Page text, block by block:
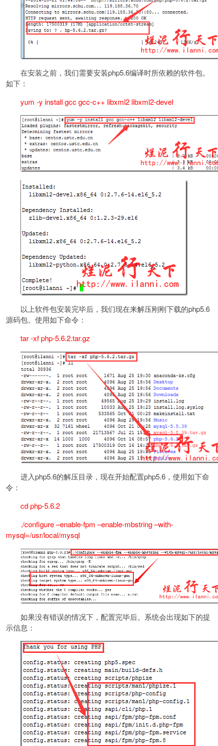
在安装之前，我们需要安装php5.6编译时所依赖的软件包。
如下：
yum -y install gcc gcc-c++ libxml2 libxml2-devel
以上软件包安装完毕后，我们现在来解压刚刚下载的php5.6
源码包。使用如下命令：
tar -xf php-5.6.2.tar.gz
进入php5.6的解压目录，现在开始配置php5.6，使用如下命
令：
cd php-5.6.2
./configure –enable-fpm –enable-mbstring –with-
mysql=/usr/local/mysql
如果没有错误的情况下，配置完毕后。系统会出现如下的提
示信息：